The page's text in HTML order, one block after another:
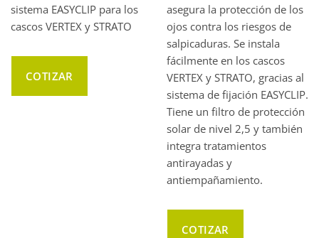
sistema EASYCLIP para los
cascos VERTEX y STRATO
COTIZAR
asegura la protección de los
ojos contra los riesgos de
salpicaduras. Se instala
fácilmente en los cascos
VERTEX y STRATO, gracias al
sistema de fijación EASYCLIP.
Tiene un filtro de protección
solar de nivel 2,5 y también
integra tratamientos
antirayadas y
antiempañamiento.
COTIZAR